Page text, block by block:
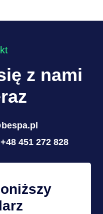
z nami
+48 451 272 828